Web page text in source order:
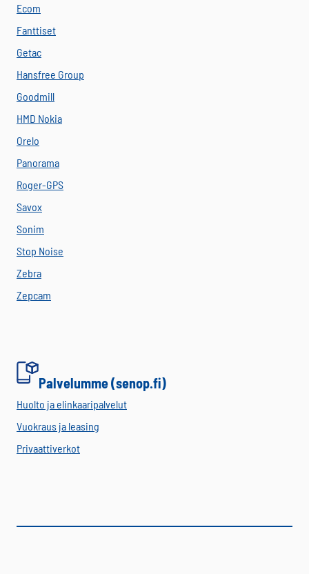
Ecom
Fanttiset
Getac
Hansfree Group
Goodmill
HMD Nokia
Orelo
Panorama
Roger-GPS
Savox
Sonim
Stop Noise
Zebra
Zepcam
Palvelumme (senop.fi)
Huolto ja elinkaaripalvelut
Vuokraus ja leasing
Privaattiverkot